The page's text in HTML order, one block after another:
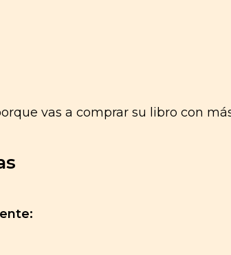
vas a comprar su libro con